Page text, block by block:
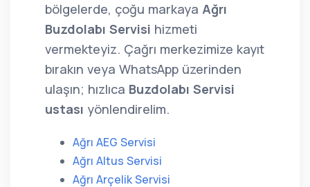
bölgelerde, çoğu markaya Ağrı
Buzdolabı Servisi hizmeti
vermekteyiz. Çağrı merkezimize kayıt
bırakın veya WhatsApp üzerinden
ulaşın; hızlıca Buzdolabı Servisi
ustası yönlendirelim.
Ağrı AEG Servisi
Ağrı Altus Servisi
Ağrı Arçelik Servisi